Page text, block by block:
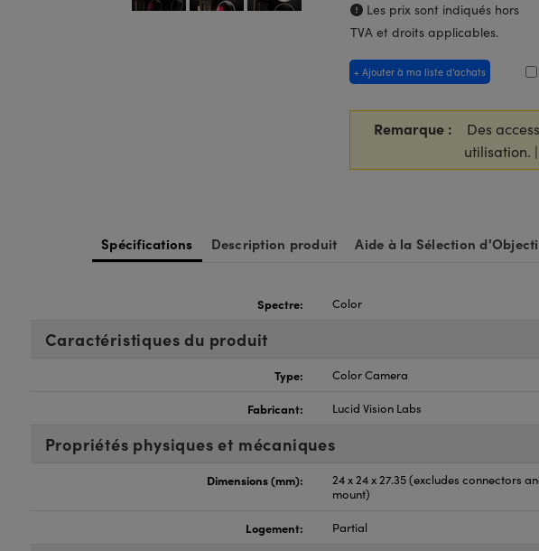
Les prix sont indiqués hors
TVA et droits applicables.
+ Ajouter à ma liste d’achats
Remarque :
Des
utilisation. |
Spécifications Description produit Aide à la Sélection
Spectre: Color
Caractéristiques du produit
Type: Color Camera
Fabricant: Lucid Vision Labs
Propriétés physiques et mécaniques
Dimensions (mm):
24 x 24 x 27.35 (excludes connectors
mount)
Logement: Partial